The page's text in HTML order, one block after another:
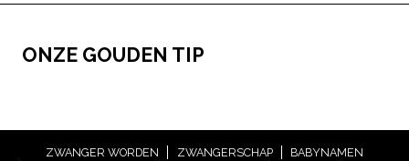
ONZE GOUDEN TIP
ZWANGER WORDEN ZWANGERSCHAP
BABYNAMEN